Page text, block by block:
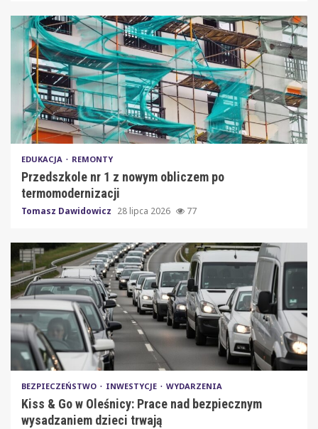
EDUKACJA REMONTY
Przedszkole nr 1 z nowym obliczem po
termomodernizacji
Tomasz Dawidowicz 28 lipca 2026 77
BEZPIECZEŃSTWO INWESTYCJE WYDARZENIA
Kiss & Go w Oleśnicy: Prace nad bezpiecznym
wysadzaniem dzieci trwają